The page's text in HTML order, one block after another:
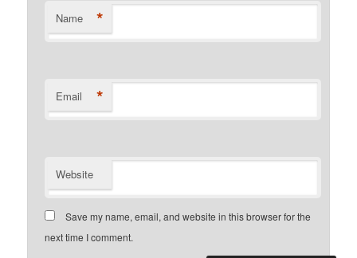
Name *
Email *
Website
Save my name, email, and website in this browser for the
next time I comment.